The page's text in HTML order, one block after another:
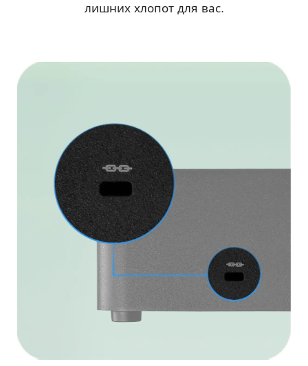
лишних хлопот для вас.